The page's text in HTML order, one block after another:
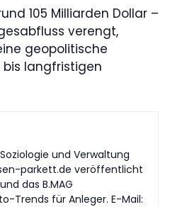
105 Milliarden Dollar –
verengt,
geopolitische
langfristigen
und Verwaltung
parkett.de veröffentlicht
das B.MAG
Trends für Anleger. E-Mail: